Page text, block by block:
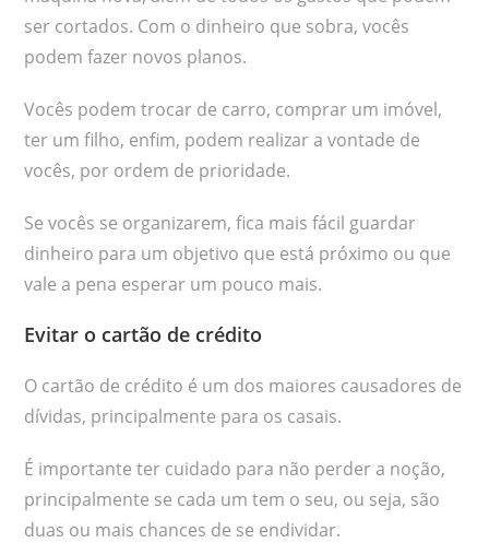
ser cortados. Com o dinheiro que sobra, vocês
podem fazer novos planos.
Vocês podem trocar de carro, comprar um imóvel,
ter um filho, enfim, podem realizar a vontade de
vocês, por ordem de prioridade.
Se vocês se organizarem, fica mais fácil guardar
dinheiro para um objetivo que está próximo ou que
vale a pena esperar um pouco mais.
Evitar o cartão de crédito
O cartão de crédito é um dos maiores causadores de
dívidas, principalmente para os casais.
É importante ter cuidado para não perder a noção,
principalmente se cada um tem o seu, ou seja, são
duas ou mais chances de se endividar.